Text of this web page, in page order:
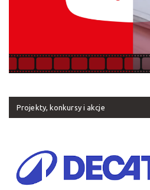
Projekty, konkursy i akcje